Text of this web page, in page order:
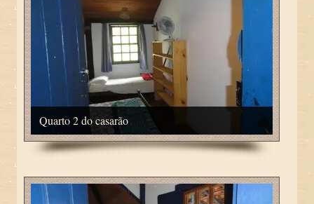
Quarto 2 do casarão